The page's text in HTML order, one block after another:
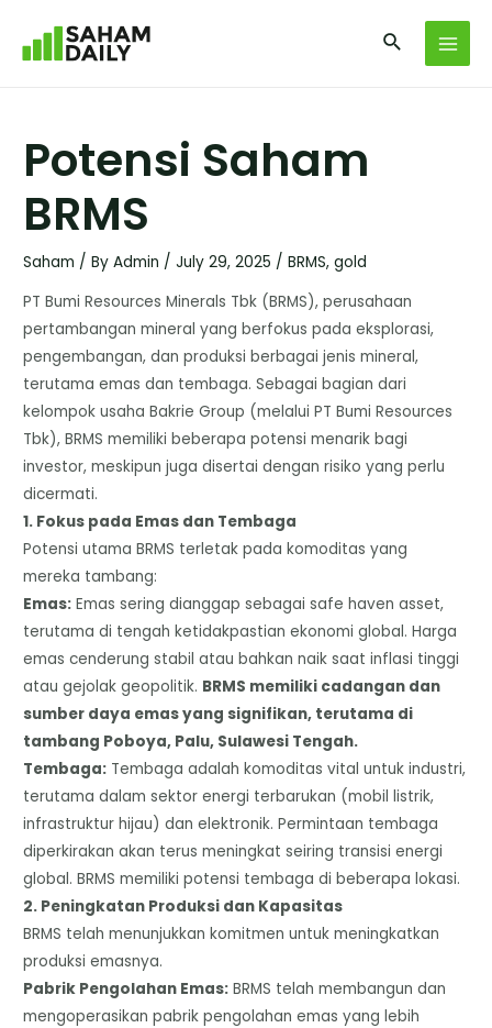
Potensi Saham
BRMS
Saham / ByAdmin /July 29, 2025 /BRMS,gold
​PT Bumi Resources Minerals Tbk (BRMS), perusahaan
pertambangan mineral yang berfokus pada eksplorasi,
pengembangan, dan produksi berbagai jenis mineral,
terutama emas dan tembaga. Sebagai bagian dari
kelompok usaha Bakrie Group (melalui PT Bumi Resources
Tbk), BRMS memiliki beberapa potensi menarik bagi
investor, meskipun juga disertai dengan risiko yang perlu
dicermati.
​1. Fokus pada Emas dan Tembaga
​Potensi utama BRMS terletak pada komoditas yang
mereka tambang:
​Emas: Emas sering dianggap sebagai safe haven asset,
terutama di tengah ketidakpastian ekonomi global. Harga
emas cenderung stabil atau bahkan naik saat inflasi tinggi
atau gejolak geopolitik. BRMS memiliki cadangan dan
sumber daya emas yang signifikan, terutama di
tambang Poboya, Palu, Sulawesi Tengah.
​Tembaga: Tembaga adalah komoditas vital untuk industri,
terutama dalam sektor energi terbarukan (mobil listrik,
infrastruktur hijau) dan elektronik. Permintaan tembaga
diperkirakan akan terus meningkat seiring transisi energi
global. BRMS memiliki potensi tembaga di beberapa lokasi.
​2. Peningkatan Produksi dan Kapasitas
​BRMS telah menunjukkan komitmen untuk meningkatkan
produksi emasnya.
​Pabrik Pengolahan Emas: BRMS telah membangun dan
mengoperasikan pabrik pengolahan emas yang lebih